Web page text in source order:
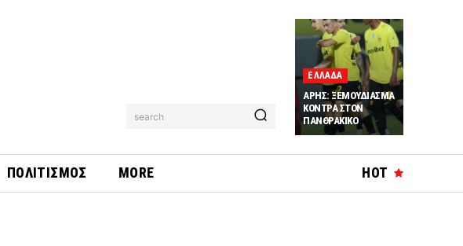
search
ΕΛΛΑΔΑ
ΑΡΗΣ: ΞΕΜΟΥΔΙΑΣΜΑ
ΚΟΝΤΡΑ ΣΤΟΝ
ΠΑΝΘΡΑΚΙΚΟ
HOT
ΠΟΛΙΤΙΣΜΟΣ MORE